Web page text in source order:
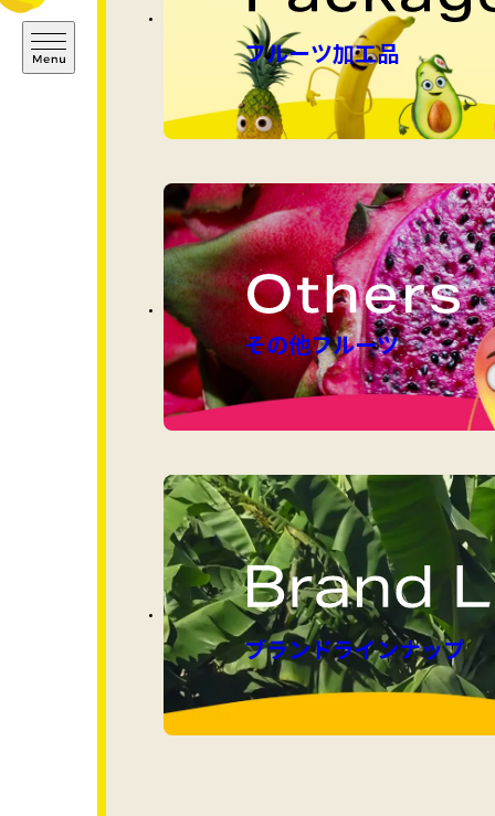
フルーツ加工品
その他フルーツ
ブランドラインナップ